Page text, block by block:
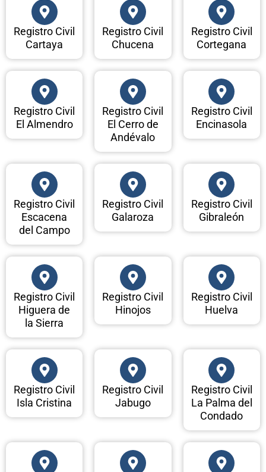
Registro Civil
Cartaya
Registro Civil
Chucena
Registro Civil
Cortegana
Registro Civil
El Almendro
Registro Civil
El Cerro de
Andévalo
Registro Civil
Encinasola
Registro Civil
Escacena
del Campo
Registro Civil
Galaroza
Registro Civil
Gibraleón
Registro Civil
Higuera de
la Sierra
Registro Civil
Hinojos
Registro Civil
Huelva
Registro Civil
Isla Cristina
Registro Civil
Jabugo
Registro Civil
La Palma del
Condado